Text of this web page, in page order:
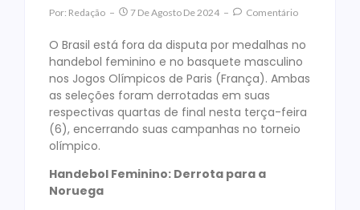
Por: Redação 7 De Agosto De 2024 Comentário
O Brasil está fora da disputa por medalhas no
handebol feminino e no basquete masculino
nos Jogos Olímpicos de Paris (França). Ambas
as seleções foram derrotadas em suas
respectivas quartas de final nesta terça-feira
(6), encerrando suas campanhas no torneio
olímpico.
Handebol Feminino: Derrota para a
Noruega